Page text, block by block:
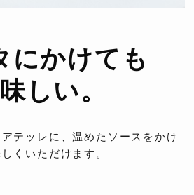
にかけても
しい。
テッレに、温めたソースをかけ
くいただけます。